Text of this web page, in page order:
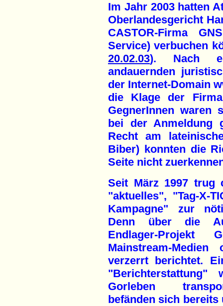
Im Jahr 2003 hatten
Oberlandesgericht
CASTOR-Firma
Service) verbuchen
20.02.03). Nach
andauernden
der Internet-Domain
die Klage der
GegnerInnen waren
bei der Anmeldung
Recht am
Biber) konnten die
Seite nicht
Seit März 1997 trug
"aktuelles", "Tag-X-
Kampagne" zur
Denn über die
Endlager-
Mainstream-
verzerrt berichtet.
Gorleben
befänden sich